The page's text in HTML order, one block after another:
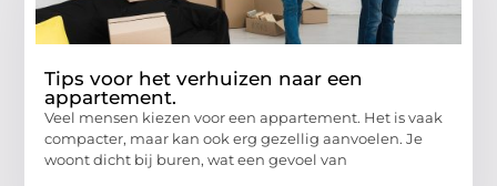
Tips voor het verhuizen naar een
appartement.
Veel mensen kiezen voor een appartement. Het is vaak
compacter, maar kan ook erg gezellig aanvoelen. Je
woont dicht bij buren, wat een gevoel van